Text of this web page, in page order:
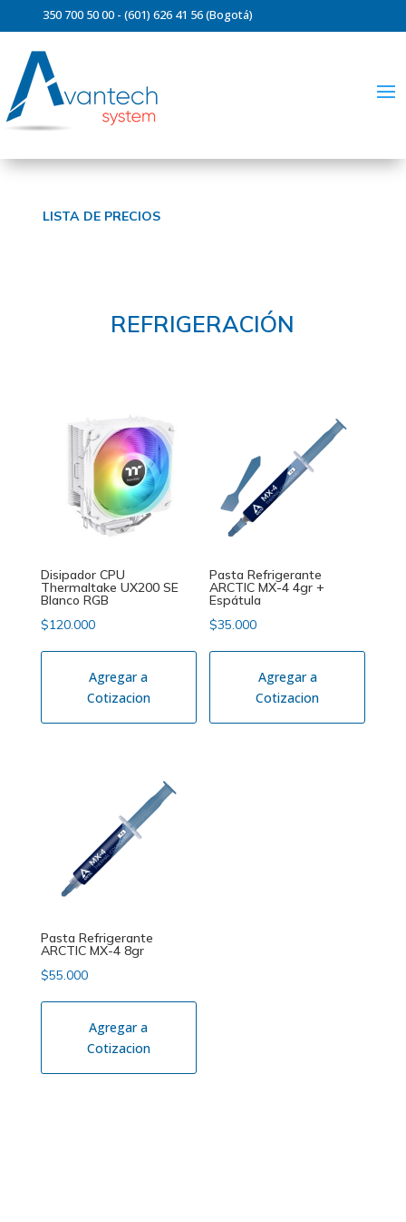
350 700 50 00 - (601) 626 41 56 (Bogotá)
ventas@avantechsystem.com
LISTA DE PRECIOS
REFRIGERACIÓN
Disipador CPU
Thermaltake UX200 SE
Blanco RGB
$120.000
Agregar a
Cotizacion
Pasta Refrigerante
ARCTIC MX-4 4gr +
Espátula
$35.000
Agregar a
Cotizacion
Pasta Refrigerante
ARCTIC MX-4 8gr
$55.000
Agregar a
Cotizacion